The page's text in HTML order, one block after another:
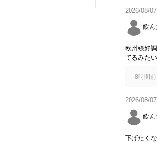
2026/08/07
飲ん
欧州線好
てるみたい
8時間前
2026/08/07
飲ん
下げたく